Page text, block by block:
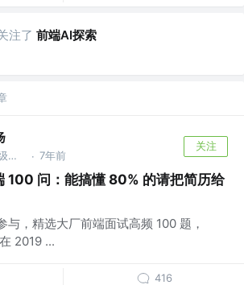
注了 前端AI探索
公众号「高级前端进阶」 @蚂蚁 · 7年前
关注
100 问：能搞懂 80% 的请把简历给
与，精选大厂前端面试高频 100 题，
2019 ...
416